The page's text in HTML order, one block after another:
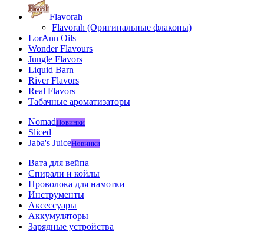
Flavorah
Flavorah (Оригинальные флаконы)
LorAnn Oils
Wonder Flavours
Jungle Flavors
Liquid Barn
River Flavors
Real Flavors
Табачные ароматизаторы
NomadНовинки
Sliced
Jaba's JuiceНовинки
Вата для вейпа
Спирали и койлы
Проволока для намотки
Инструменты
Аксесcуары
Аккумуляторы
Зарядные устройства